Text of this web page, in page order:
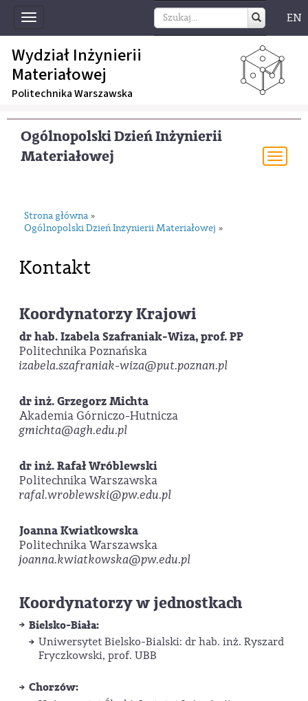
Toggle
navigation
EN
Wydział Inżynierii
Materiałowej
Politechnika Warszawska
Ogólnopolski Dzień Inżynierii
Materiałowej
Strona główna »
Ogólnopolski Dzień Inżynierii Materiałowej »
Kontakt
Koordynatorzy Krajowi
dr hab. Izabela Szafraniak-Wiza, prof. PP
Politechnika Poznańska
izabela.szafraniak-wiza@put.poznan.pl
dr inż. Grzegorz Michta
Akademia Górniczo-Hutnicza
gmichta@agh.edu.pl
dr inż. Rafał Wróblewski
Politechnika Warszawska
rafal.wroblewski@pw.edu.pl
Joanna Kwiatkowska
Politechnika Warszawska
joanna.kwiatkowska@pw.edu.pl
Koordynatorzy w jednostkach
Bielsko-Biała:
Uniwersytet Bielsko-Bialski: dr hab. inż. Ryszard
Fryczkowski, prof. UBB
Chorzów: